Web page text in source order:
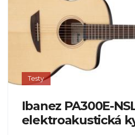
Testy
Ibanez PA300E-
elektroakustická